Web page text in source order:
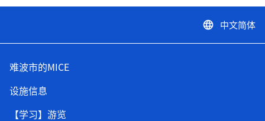
language 中文简体
难波市的MICE
设施信息
【学习】游览